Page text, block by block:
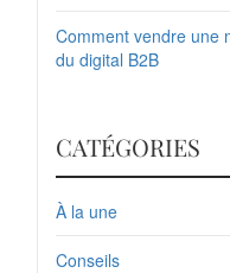
Comment vendre une
du digital B2B
CATÉGORIES
À la une
Conseils